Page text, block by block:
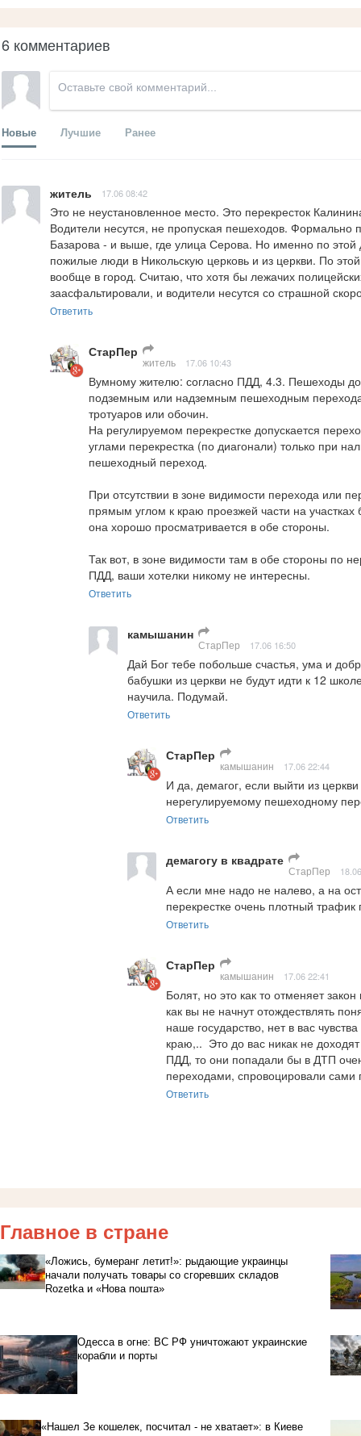
6 комментариев
Новые Лучшие Ранее
житель 17.06 08:42
Это не неустановленное место. Это перекресток
Водители несутся, не пропуская пешеходов.
Базарова - и выше, где улица Серова. Но именно по этой
пожилые люди в Никольскую церковь и из церкви. По
вообще в город. Считаю, что хотя бы лежачих
заасфальтировали, и водители несутся со страшной
Ответить
СтарПер
житель 17.06 10:43
Вумному жителю: согласно ПДД, 4.3. Пешеходы
подземным или надземным пешеходным
тротуаров или обочин.
На регулируемом перекрестке допускается
углами перекрестка (по диагонали) только при
пешеходный переход.
При отсутствии в зоне видимости перехода или
прямым углом к краю проезжей части на
она хорошо просматривается в обе стороны.
Так вот, в зоне видимости там в обе стороны по
ПДД, ваши хотелки никому не интересны.
Ответить
камышанин
СтарПер 17.06 16:50
Дай Бог тебе побольше счастья, ума и
бабушки из церкви не будут идти к 12
научила. Подумай.
Ответить
СтарПер
камышанин 17.06 22:44
И да, демагог, если выйти из
нерегулируемому пешеходному
Ответить
демагогу в квадрате
СтарПер
А если мне надо не налево, а на
перекрестке очень плотный
Ответить
СтарПер
камышанин 17.06 22:41
Болят, но это как то отменяет
как вы не начнут отождествлять
наше государство, нет в вас
краю,..  Это до вас никак не
ПДД, то они попадали бы в ДТП
переходами, спровоцировали
Ответить
Главное в стране
«Ложись, бумеранг летит!»: рыдающие украинцы
начали получать товары со сгоревших складов
Rozetka и «Нова пошта»
Одесса в огне: ВС РФ уничтожают украинские
корабли и порты
«Нашел Зе кошелек, посчитал - не хватает»: в Киеве